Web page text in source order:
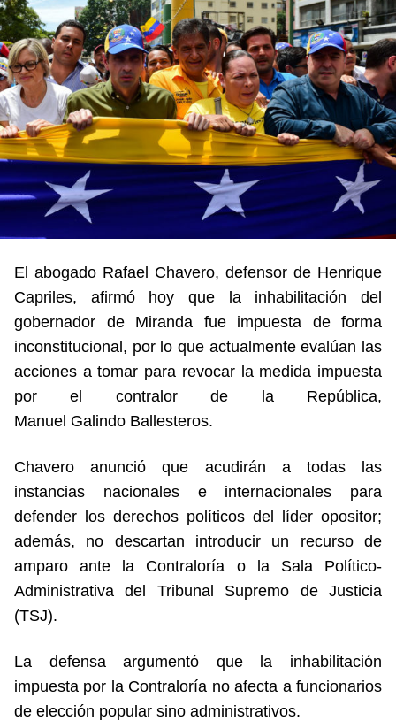
El abogado Rafael Chavero, defensor de Henrique
Capriles, afirmó hoy que la inhabilitación del
gobernador de Miranda fue impuesta de forma
inconstitucional, por lo que actualmente evalúan las
acciones a tomar para revocar la medida impuesta
por el contralor de la República,
Manuel Galindo Ballesteros.
Chavero anunció que acudirán a todas las
instancias nacionales e internacionales para
defender los derechos políticos del líder opositor;
además, no descartan introducir un recurso de
amparo ante la Contraloría o la Sala Político-
Administrativa del Tribunal Supremo de Justicia
(TSJ).
La defensa argumentó que la inhabilitación
impuesta por la Contraloría no afecta a funcionarios
de elección popular sino administrativos.